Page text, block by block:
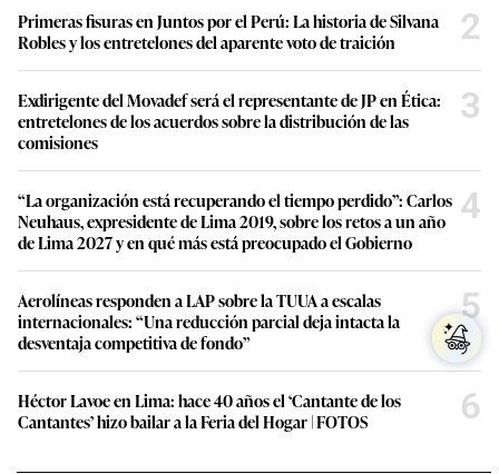
Primeras fisuras en Juntos por el Perú: La historia de Silvana
Robles y los entretelones del aparente voto de traición
2
Exdirigente del Movadef será el representante de JP en Ética:
entretelones de los acuerdos sobre la distribución de las
comisiones
3
“La organización está recuperando el tiempo perdido”: Carlos
Neuhaus, expresidente de Lima 2019, sobre los retos a un año
de Lima 2027 y en qué más está preocupado el Gobierno
4
Aerolíneas responden a LAP sobre la TUUA a escalas
internacionales: “Una reducción parcial deja intacta la
desventaja competitiva de fondo”
5
Héctor Lavoe en Lima: hace 40 años el ‘Cantante de los
Cantantes’ hizo bailar a la Feria del Hogar | FOTOS
6